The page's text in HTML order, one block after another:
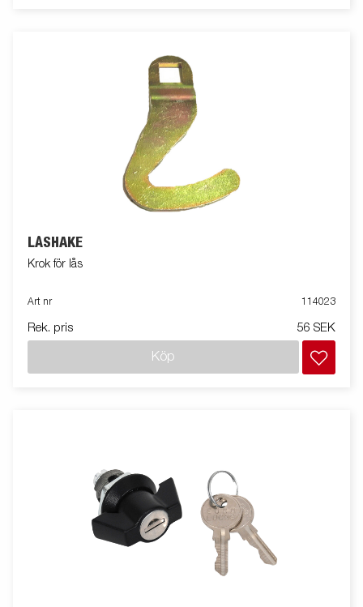
LÅSHAKE
Krok för lås
Art nr 114023
Rek. pris 56 SEK
Köp